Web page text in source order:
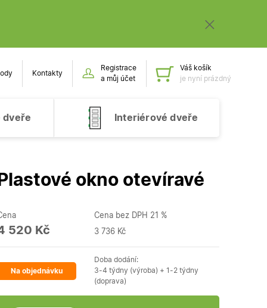
Kontakty
Registrace
a můj účet
Obsah
Váš košík
je nyní prázdný
dveře Interiérové dveře
Plastové okno otevíravé
520 Kč
Cena bez DPH 21 %
3 736 Kč
Na objednávku
Doba dodání:
3-4 týdny (výroba) + 1-2 týdny
(doprava)